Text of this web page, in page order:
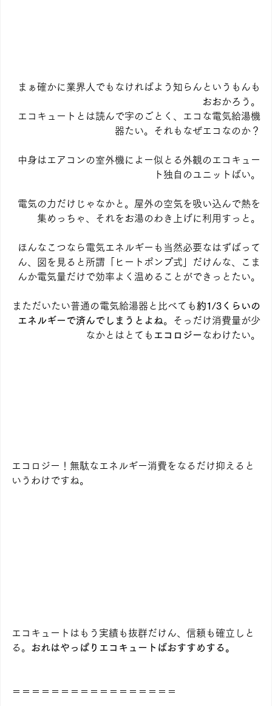
まぁ確かに業界人でもなければよう知らんというもんも
おおかろう。
エコキュートとは読んで字のごとく、エコな電気給湯機
器たい。それもなぜエコなのか？
中身はエアコンの室外機によー似とる外観のエコキュー
ト独自のユニットばい。
電気の力だけじゃなかと。屋外の空気を吸い込んで熱を
集めっちゃ、それをお湯のわき上げに利用すっと。
ほんなこつなら電気エネルギーも当然必要なはずばって
ん、図を見ると所謂「ヒートポンプ式」だけんな、こま
んか電気量だけで効率よく温めることができっとたい。
まただいたい普通の電気給湯器と比べても約1/3くらいの
エネルギーで済んでしまうとよね。そっだけ消費量が少
なかとはとても エコロジー なわけたい。
エコロジー！無駄なエネルギー消費をなるだけ抑えると
いうわけですね。
エコキュートはもう実績も抜群だけん、信頼も確立しと
る。
おれはやっぱりエコキュートばおすすめする。
＝＝＝＝＝＝＝＝＝＝＝＝＝＝＝＝＝